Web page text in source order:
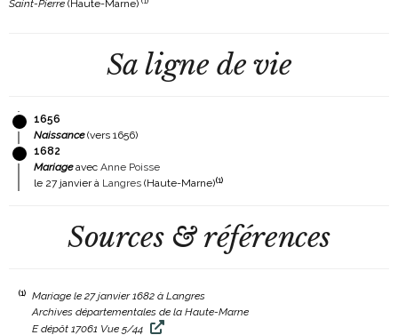
Saint-Pierre (Haute-Marne)
Sa ligne de vie
1656
Naissance(vers 1656)
1682
Mariageavec Anne Poisse
le 27 janvier à Langres (Haute-Marne)(1)
Sources & références
(1)
Mariage le 27 janvier 1682 à Langres
Archives départementales de la Haute-Marne
E dépôt 17061 Vue 5/44